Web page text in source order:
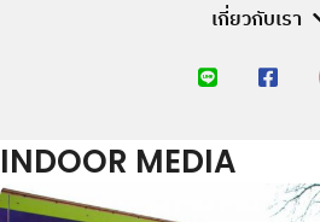
เกี่ยวกับเรา
หลัก
ผลิตภัณฑ์
INDOOR MEDIA